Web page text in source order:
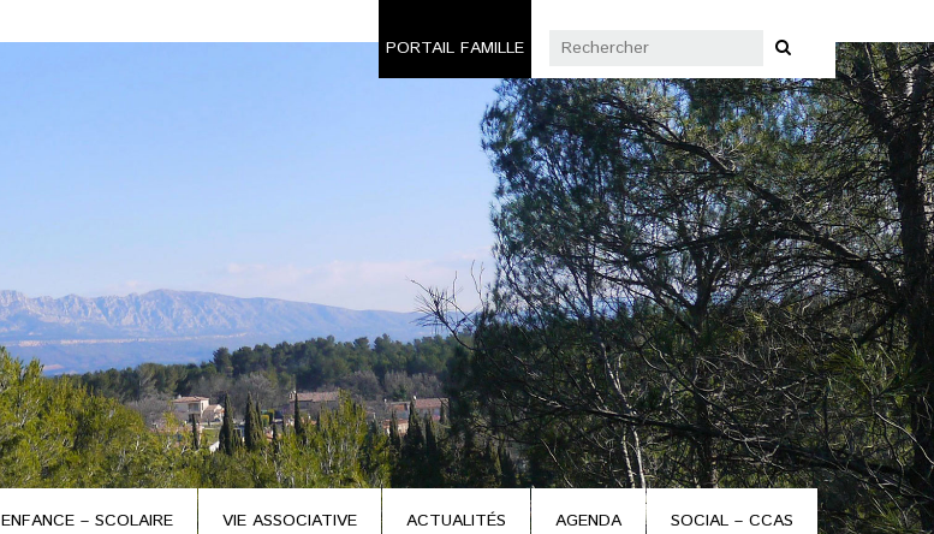
PORTAIL FAMILLE
ENFANCE – SCOLAIRE VIE ASSOCIATIVE ACTUALITÉS AGENDA SOCIAL – CCAS